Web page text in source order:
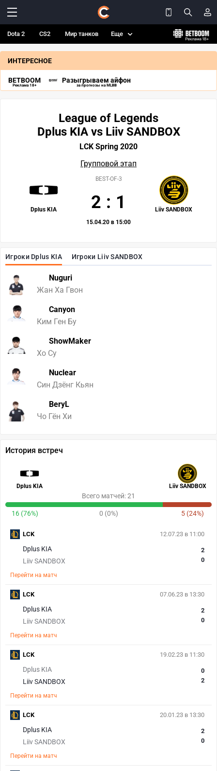
Dota 2 CS2 Мир танков Еще
ИНТЕРЕСНОЕ
BETBOOM
Реклама 18+
Разыгрываем айфон
за прогнозы на MLBB
Игроки Dplus KIA Игроки Liiv SANDBOX
Nuguri
Жан Ха Гвон
Canyon
Ким Ген Бу
ShowMaker
Хо Су
Nuclear
Син Дзёнг Кьян
BeryL
Чо Гён Хи
League of Legends
Dplus KIA vs Liiv SANDBOX
LCK Spring 2020
Групповой этап
Dplus KIA Liiv SANDBOX
BEST-OF-3
2 : 1
15.04.20 в 15:00
История встреч
Dplus KIA Liiv SANDBOX
Всего матчей: 21
16 (76%) 0 (0%) 5 (24%)
12.07.23 в 11:00
Dplus KIA
Liiv SANDBOX
2
0
Перейти на матч
LCK
07.06.23 в 13:30
Dplus KIA
Liiv SANDBOX
2
0
Перейти на матч
LCK
19.02.23 в 11:30
Dplus KIA
Liiv SANDBOX
0
2
Перейти на матч
LCK
20.01.23 в 13:30
Dplus KIA
Liiv SANDBOX
2
0
Перейти на матч
LCK